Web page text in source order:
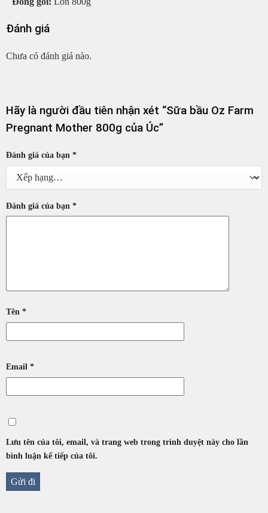
Đánh giá
Chưa có đánh giá nào.
Hãy là người đầu tiên nhận xét “Sữa bầu Oz Farm
Pregnant Mother 800g của Úc”
Đánh giá của bạn *
Đánh giá của bạn *
Tên *
Email *
Lưu tên của tôi, email, và trang web trong trình duyệt này cho lần
bình luận kế tiếp của tôi.